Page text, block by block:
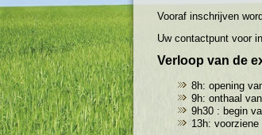
Vooraf inschrijven
Uw contactpunt voor
Verloop van de
8h: opening
9h: onthaal
9h30 : begin
13h: